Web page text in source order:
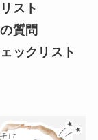
スト
質問
ックリスト